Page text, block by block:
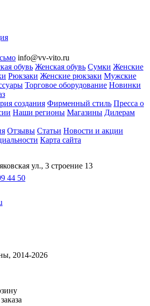
info@vv-vito.ru
обувь Женская обувь Сумки Женские
Рюкзаки Женские рюкзаки Мужские
Торговое оборудование Новинки
создания Фирменный стиль Пресса о
Наши регионы Магазины Дилерам
Отзывы Статьи Новости и акции
Карта сайта
ул., 3 строение 13
44 50
2014-2026